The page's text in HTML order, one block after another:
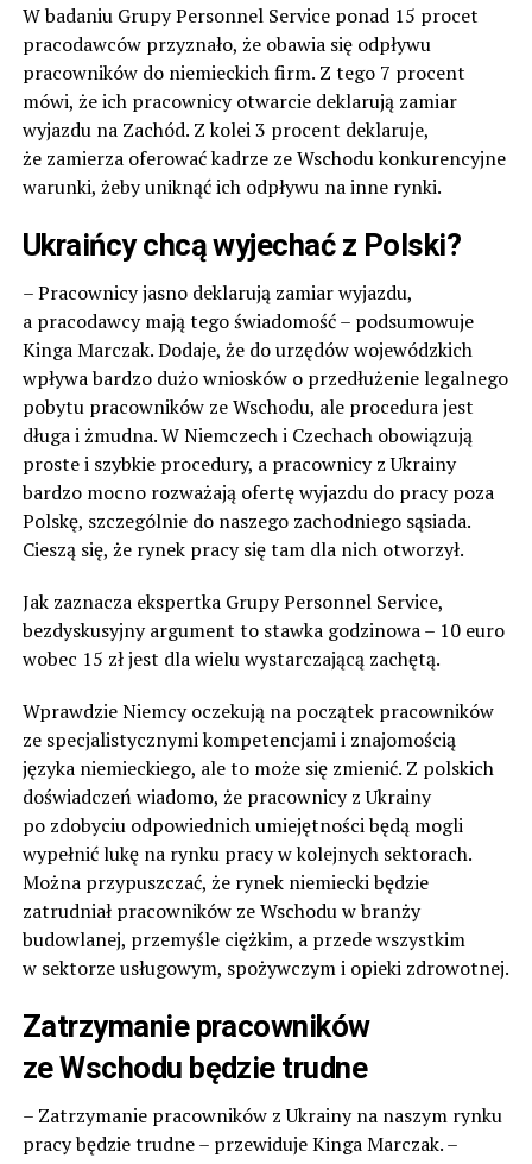
W badaniu Grupy Personnel Service ponad 15 procet
pracodawców przyznało, że obawia się odpływu
pracowników do niemieckich firm. Z tego 7 procent
mówi, że ich pracownicy otwarcie deklarują zamiar
wyjazdu na Zachód. Z kolei 3 procent deklaruje,
że zamierza oferować kadrze ze Wschodu konkurencyjne
warunki, żeby uniknąć ich odpływu na inne rynki.
Ukraińcy chcą wyjechać z Polski?
– Pracownicy jasno deklarują zamiar wyjazdu,
a pracodawcy mają tego świadomość – podsumowuje
Kinga Marczak. Dodaje, że do urzędów wojewódzkich
wpływa bardzo dużo wniosków o przedłużenie legalnego
pobytu pracowników ze Wschodu, ale procedura jest
długa i żmudna. W Niemczech i Czechach obowiązują
proste i szybkie procedury, a pracownicy z Ukrainy
bardzo mocno rozważają ofertę wyjazdu do pracy poza
Polskę, szczególnie do naszego zachodniego sąsiada.
Cieszą się, że rynek pracy się tam dla nich otworzył.
Jak zaznacza ekspertka Grupy Personnel Service,
bezdyskusyjny argument to stawka godzinowa – 10 euro
wobec 15 zł jest dla wielu wystarczającą zachętą.
Wprawdzie Niemcy oczekują na początek pracowników
ze specjalistycznymi kompetencjami i znajomością
języka niemieckiego, ale to może się zmienić. Z polskich
doświadczeń wiadomo, że pracownicy z Ukrainy
po zdobyciu odpowiednich umiejętności będą mogli
wypełnić lukę na rynku pracy w kolejnych sektorach.
Można przypuszczać, że rynek niemiecki będzie
zatrudniał pracowników ze Wschodu w branży
budowlanej, przemyśle ciężkim, a przede wszystkim
w sektorze usługowym, spożywczym i opieki zdrowotnej.
Zatrzymanie pracowników
ze Wschodu będzie trudne
– Zatrzymanie pracowników z Ukrainy na naszym rynku
pracy będzie trudne – przewiduje Kinga Marczak. –